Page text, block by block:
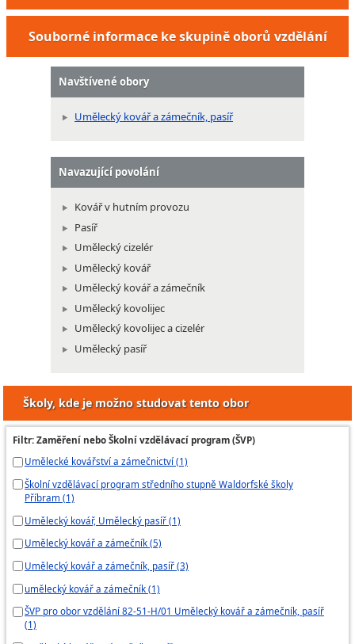
Souborné informace ke skupině oborů vzdělání
Navštívené obory
Umělecký kovář a zámečník, pasíř
Navazující povolání
Kovář v hutním provozu
Pasíř
Umělecký cizelér
Umělecký kovář
Umělecký kovář a zámečník
Umělecký kovolijec
Umělecký kovolijec a cizelér
Umělecký pasíř
Školy, kde je možno studovat tento obor
Filtr: Zaměření nebo Školní vzdělávací program (ŠVP)
Umělecké kovářství a zámečnictví (1)
Školní vzdělávací program středního stupně Waldorfské školy
Příbram (1)
Umělecký kovář, Umělecký pasíř (1)
Umělecký kovář a zámečník (5)
Umělecký kovář a zámečník, pasíř (3)
umělecký kovář a zámečník (1)
ŠVP pro obor vzdělání 82-51-H/01 Umělecký kovář a zámečník, pasíř
(1)